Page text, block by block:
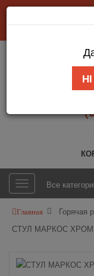
НІ
Все
Главная
Горячая
СТУЛ МАРКОС ХРОМ